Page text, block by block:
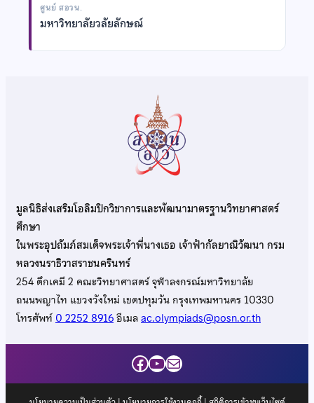
ศูนย์ สอวน.
มหาวิทยาลัยวลัยลักษณ์
มูลนิธิส่งเสริมโอลิมปิกวิชาการและพัฒนามาตรฐานวิทยาศาสตร์
ศึกษา
ในพระอุปถัมภ์สมเด็จพระเจ้าพี่นางเธอ เจ้าฟ้ากัลยาณิวัฒนา กรม
หลวงนราธิวาสราชนครินทร์
254 ตึกเคมี 2 คณะวิทยาศาสตร์ จุฬาลงกรณ์มหาวิทยาลัย
ถนนพญาไท แขวงวังใหม่ เขตปทุมวัน กรุงเทพมหานคร 10330
โทรศัพท์0 2252 8916อีเมลac.olympiads@posn.or.th
Facebook
YouTube
Mail